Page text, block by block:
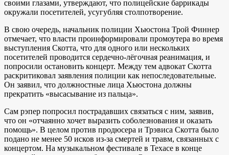
своими глазами, утверждают, что полицейские баррикады
окружали посетителей, усугубляя столпотворение.
В свою очередь, начальник полиции Хьюстона Трой Финнер
отмечает, что власти проинформировали промоутера во время
выступления Скотта, что для одного или нескольких
посетителей проводится сердечно-лёгочная реанимация, и
попросили остановить концерт. Между тем адвокат Скотта
раскритиковал заявления полиции как непоследовательные.
Он заявил, что должностные лица Хьюстона должны
прекратить «высасывание из пальца».
Сам рэпер попросил пострадавших связаться с ним, заявив,
что он «отчаянно хочет выразить соболезнования и оказать
помощь». В целом против продюсера и Трэвиса Скотта было
подано не менее 50 исков из-за смертей и травм, связанных с
концертом. На музыкальном фестивале в Техасе в конце